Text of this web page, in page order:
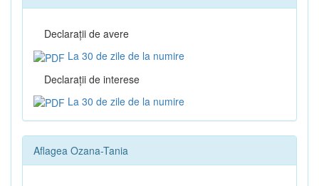
Declaraţii de avere
La 30 de zile de la numire
Declaraţii de interese
La 30 de zile de la numire
Aflagea Ozana-Tania